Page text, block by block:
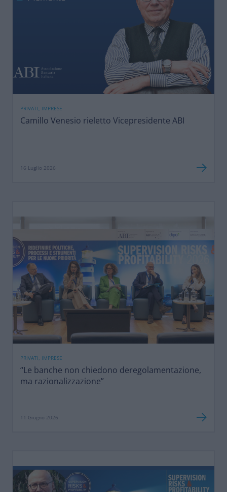
PRIVATI, IMPRESE
Camillo Venesio rieletto Vicepresidente ABI
16 Luglio 2026
PRIVATI, IMPRESE
“Le banche non chiedono deregolamentazione,
ma razionalizzazione”
11 Giugno 2026